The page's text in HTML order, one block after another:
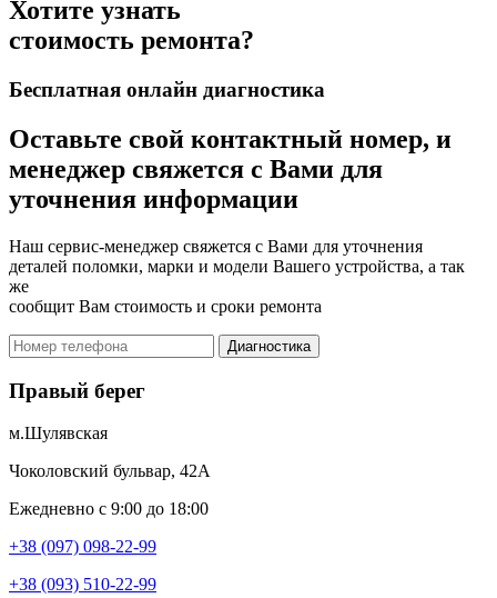
Хотите узнать
стоимость ремонта?
Бесплатная онлайн диагностика
Оставьте свой контактный номер, и
менеджер свяжется с Вами для
уточнения информации
Наш сервис-менеджер свяжется с Вами для уточнения
деталей поломки, марки и модели Вашего устройства, а так
же
сообщит Вам стоимость и сроки ремонта
Диагностика
Правый берег
м.Шулявская
Чоколовский бульвар, 42А
Ежедневно с 9:00 до 18:00
+38 (097) 098-22-99
+38 (093) 510-22-99